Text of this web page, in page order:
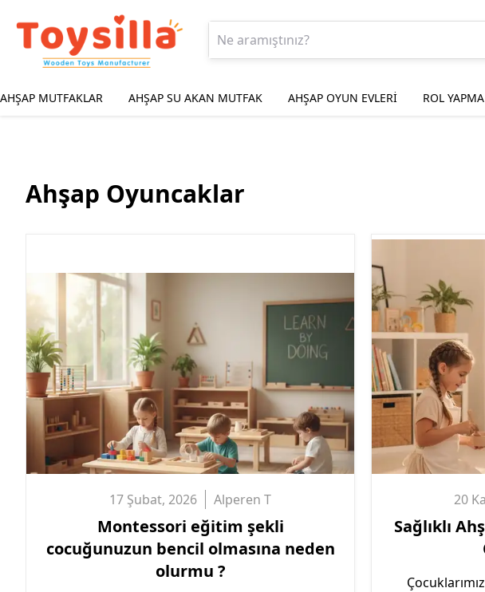
AHŞAP MUTFAKLAR AHŞAP SU AKAN MUTFAK AHŞAP OYUN EVLERİ ROL
Ahşap Oyuncaklar
17 Şubat, 2026 Alperen T
Montessori eğitim şekli
cocuğunuzun bencil olmasına neden
olurmu ?
20
Sağlıklı